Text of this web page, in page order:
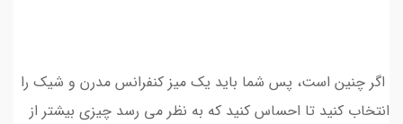
اگر چنین است، پس شما باید یک میز کنفرانس مدرن و شیک را
انتخاب کنید تا احساس کنید که به نظر می رسد چیزی بیشتر از